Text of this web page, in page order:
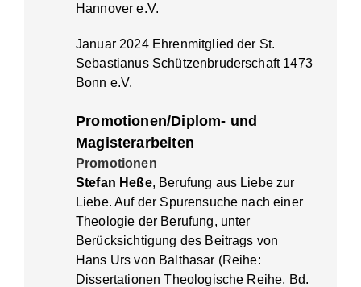
Hannover e.V.
Januar 2024 Ehrenmitglied der St.
Sebastianus Schützenbruderschaft 1473
Bonn e.V.
Promotionen/Diplom- und
Magisterarbeiten
Promotionen
Stefan Heße, Berufung aus Liebe zur
Liebe. Auf der Spurensuche nach einer
Theologie der Berufung, unter
Berücksichtigung des Beitrags von
Hans Urs von Balthasar (Reihe:
Dissertationen Theologische Reihe, Bd.